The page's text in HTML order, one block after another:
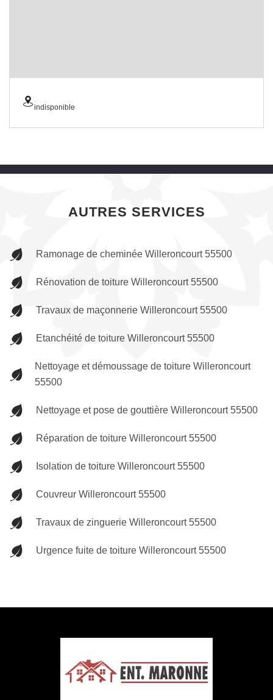
indisponible
AUTRES SERVICES
Ramonage de cheminée Willeroncourt 55500
Rénovation de toiture Willeroncourt 55500
Travaux de maçonnerie Willeroncourt 55500
Etanchéité de toiture Willeroncourt 55500
Nettoyage et démoussage de toiture Willeroncourt
55500
Nettoyage et pose de gouttière Willeroncourt 55500
Réparation de toiture Willeroncourt 55500
Isolation de toiture Willeroncourt 55500
Couvreur Willeroncourt 55500
Travaux de zinguerie Willeroncourt 55500
Urgence fuite de toiture Willeroncourt 55500